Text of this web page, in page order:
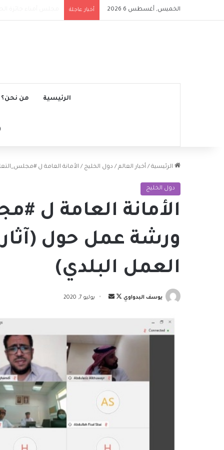
الخميس, أغسطس 6 2026 أخبار عاجلة
الرئيسية من نحن؟
الرئيسية / أخبار العالم / دول الخليج / الأمانة العامة ل
دول الخليج
الأمانة العامة ل
ورشة عمل حول
العمل البلدي)
يوسف البدواوي
تابعأرسل يوليو 7, 2020